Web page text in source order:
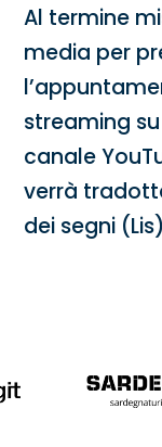
Al termine
media per
streaming
canale
verrà
dei segni